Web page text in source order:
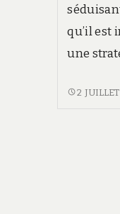
qu’il est
une
2